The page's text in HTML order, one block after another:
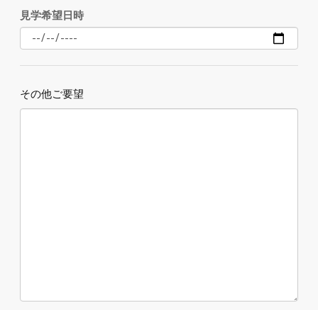
見学希望日時
その他ご要望